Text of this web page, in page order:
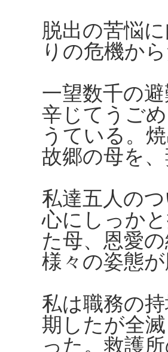
脱出の苦悩
りの危機か
一望数千の
辛じてうご
うている。
故郷の母を
私達五人の
心にしっか
た母、恩愛
様々の姿態
私は職務の
期したが全
った。救護